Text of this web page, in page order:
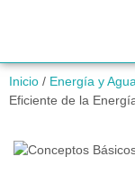
Inicio / Energía y Agua
Eficiente de la